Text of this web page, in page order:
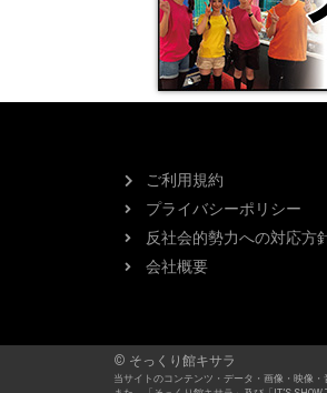
ご利用規約
プライバシーポリシー
反社会的勢力への対応方
会社概要
© そっくり館キサラ
当サイトのコンテンツ・データ・画像・映像